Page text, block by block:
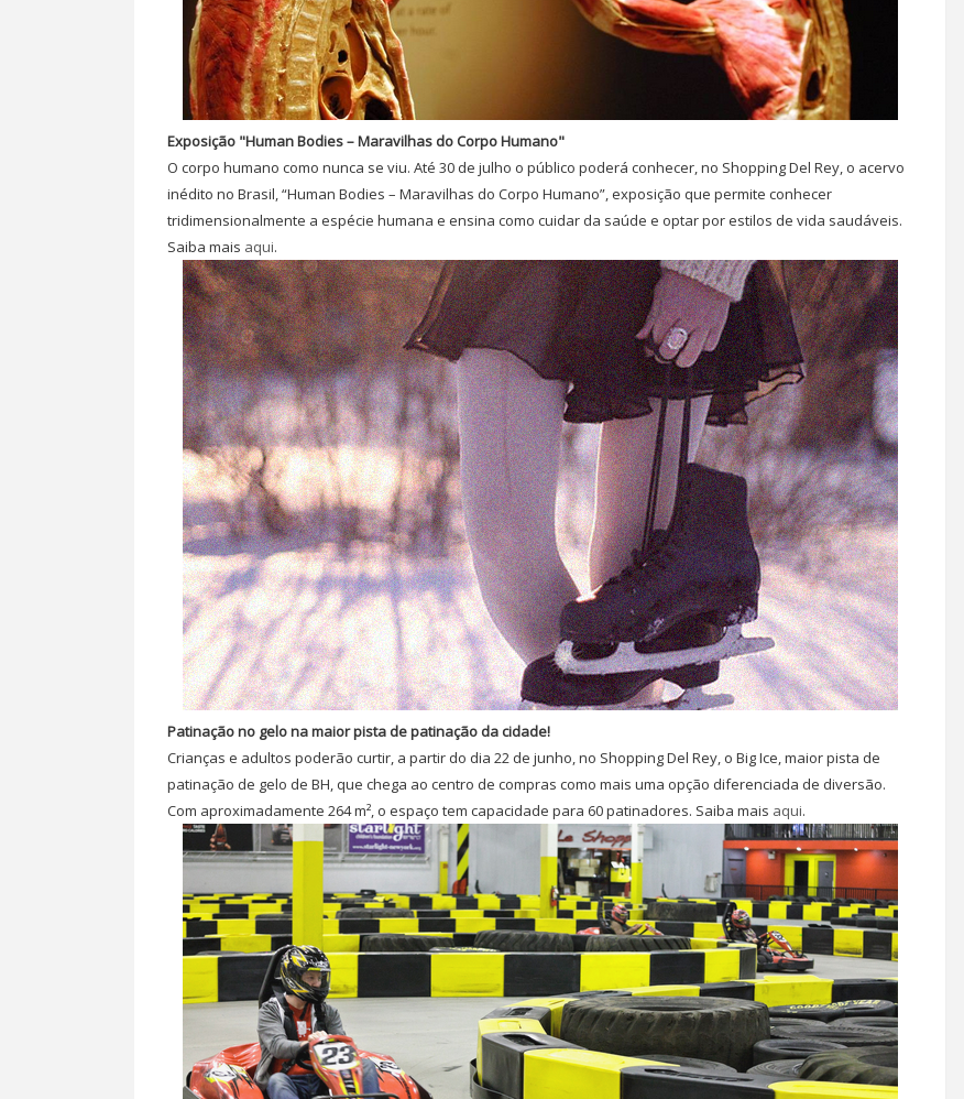
Exposição "Human Bodies – Maravilhas do Corpo Humano"
O corpo humano como nunca se viu. Até 30 de julho o público poderá conhecer, no Shopping Del Rey, o acervo
inédito no Brasil, “Human Bodies – Maravilhas do Corpo Humano”, exposição que permite conhecer
tridimensionalmente a espécie humana e ensina como cuidar da saúde e optar por estilos de vida saudáveis.
Saiba mais aqui.
Patinação no gelo na maior pista de patinação da cidade!
Crianças e adultos poderão curtir, a partir do dia 22 de junho, no Shopping Del Rey, o Big Ice, maior pista de
patinação de gelo de BH, que chega ao centro de compras como mais uma opção diferenciada de diversão.
Com aproximadamente 264 m², o espaço tem capacidade para 60 patinadores. Saiba mais aqui.